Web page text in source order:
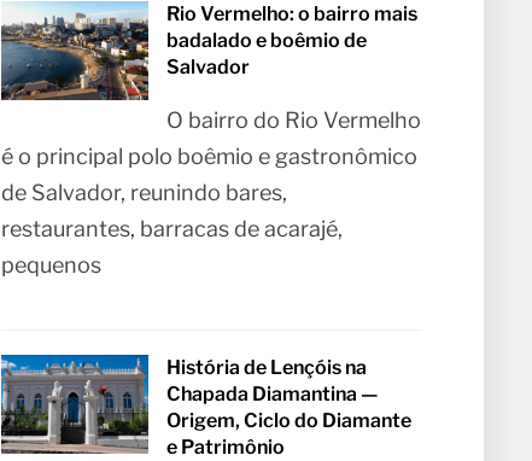
Rio Vermelho: o bairro mais
badalado e boêmio de
Salvador
O bairro do Rio Vermelho
é o principal polo boêmio e gastronômico
de Salvador, reunindo bares,
restaurantes, barracas de acarajé,
pequenos
História de Lençóis na
Chapada Diamantina —
Origem, Ciclo do Diamante
e Patrimônio